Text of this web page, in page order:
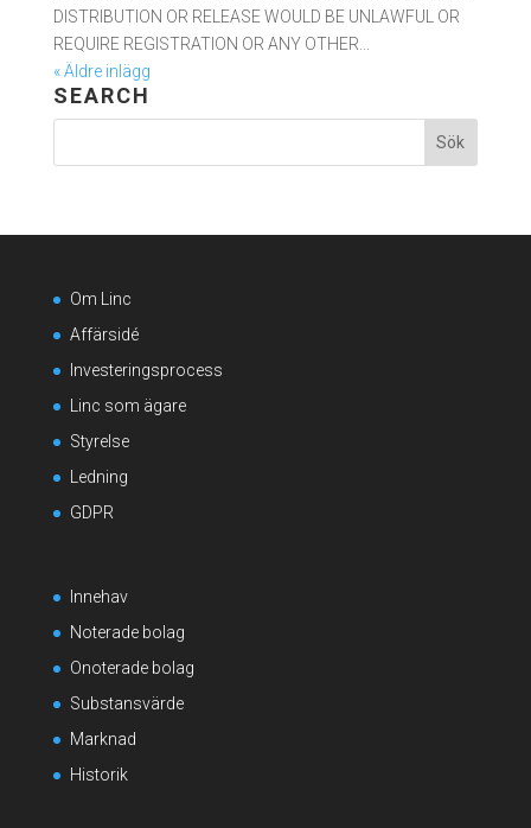
DISTRIBUTION OR RELEASE WOULD BE UNLAWFUL OR
REQUIRE REGISTRATION OR ANY OTHER...
« Äldre inlägg
SEARCH
Om Linc
Affärsidé
Investeringsprocess
Linc som ägare
Styrelse
Ledning
GDPR
Innehav
Noterade bolag
Onoterade bolag
Substansvärde
Marknad
Historik